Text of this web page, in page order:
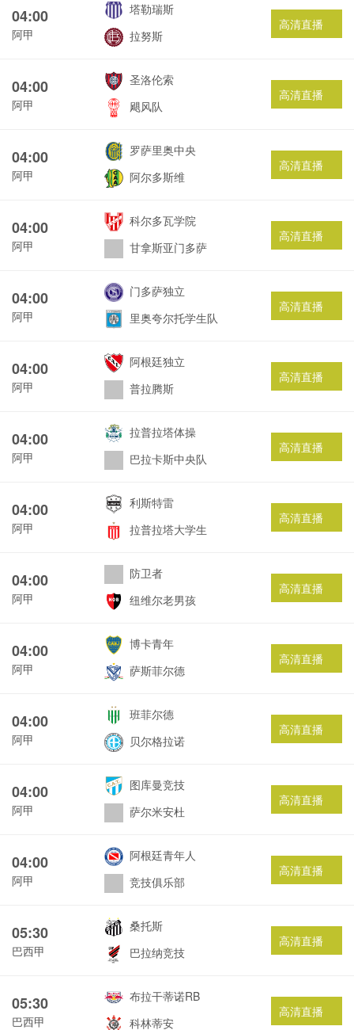
04:00
阿甲
塔勒瑞斯
拉努斯
高清直播
04:00
阿甲
圣洛伦索
飓风队
高清直播
04:00
阿甲
罗萨里奥中央
阿尔多斯维
高清直播
04:00
阿甲
科尔多瓦学院
甘拿斯亚门多萨
高清直播
04:00
阿甲
门多萨独立
里奥夸尔托学生队
高清直播
04:00
阿甲
阿根廷独立
普拉腾斯
高清直播
04:00
阿甲
拉普拉塔体操
巴拉卡斯中央队
高清直播
04:00
阿甲
利斯特雷
拉普拉塔大学生
高清直播
04:00
阿甲
防卫者
纽维尔老男孩
高清直播
04:00
阿甲
博卡青年
萨斯菲尔德
高清直播
04:00
阿甲
班菲尔德
贝尔格拉诺
高清直播
04:00
阿甲
图库曼竞技
萨尔米安杜
高清直播
04:00
阿甲
阿根廷青年人
竞技俱乐部
高清直播
05:30
巴西甲
桑托斯
巴拉纳竞技
高清直播
05:30
巴西甲
布拉干蒂诺RB
科林蒂安
高清直播